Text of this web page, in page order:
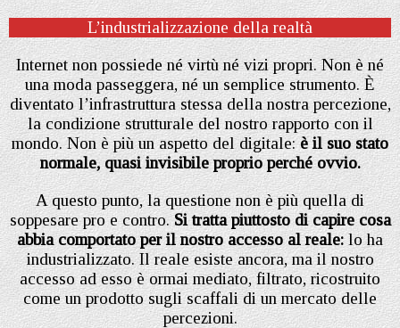
L’industrializzazione della realtà
Internet non possiede né virtù né vizi propri. Non è né
una moda passeggera, né un semplice strumento. È
diventato l’infrastruttura stessa della nostra percezione,
la condizione strutturale del nostro rapporto con il
mondo. Non è più un aspetto del digitale:è il suo stato
normale, quasi invisibile proprio perché ovvio.
A questo punto, la questione non è più quella di
soppesare pro e contro.Si tratta piuttosto di capire cosa
abbia comportato per il nostro accesso al reale:lo ha
industrializzato. Il reale esiste ancora, ma il nostro
accesso ad esso è ormai mediato, filtrato, ricostruito
come un prodotto sugli scaffali di un mercato delle
percezioni.